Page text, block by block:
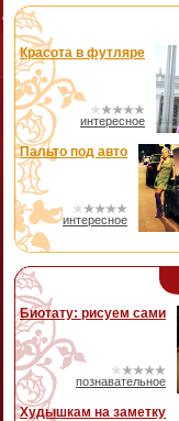
Красота в футляре
интересное
Пальто под авто
интересное
Биотату: рисуем сами
познавательное
Худышкам на заметку